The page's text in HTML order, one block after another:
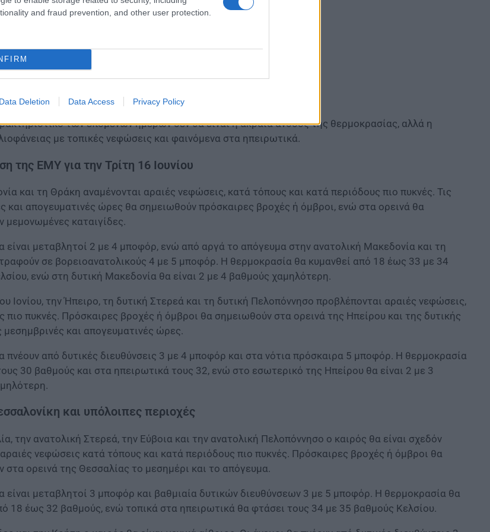
and fraud prevention, and other user protection.
Data Deletion Data Access Privacy Policy
των επόμενων ημερών δεν θα είναι η ακραία άνοδος της θερμοκρασίας, αλλά η
με τοπικές νεφώσεις και φαινόμενα στα ηπειρωτικά.
της ΕΜΥ για την Τρίτη 16 Ιουνίου
και τη Θράκη αναμένονται αραιές νεφώσεις, κατά τόπους και κατά περιόδους πιο πυκνές. Τις
και απογευματινές ώρες θα σημειωθούν πρόσκαιρες βροχές ή όμβροι, ενώ στα ορεινά θα
μεμονωμένες καταιγίδες.
είναι μεταβλητοί 2 με 4 μποφόρ, ενώ από αργά το απόγευμα στην ανατολική Μακεδονία και τη
σε βορειοανατολικούς 4 με 5 μποφόρ. Η θερμοκρασία θα κυμανθεί από 18 έως 33 με 34
ενώ στη δυτική Μακεδονία θα είναι 2 με 4 βαθμούς χαμηλότερη.
Ιονίου, την Ήπειρο, τη δυτική Στερεά και τη δυτική Πελοπόννησο προβλέπονται αραιές νεφώσεις,
πιο πυκνές. Πρόσκαιρες βροχές ή όμβροι θα σημειωθούν στα ορεινά της Ηπείρου και της δυτικής
μεσημβρινές και απογευματινές ώρες.
πνέουν από δυτικές διευθύνσεις 3 με 4 μποφόρ και στα νότια πρόσκαιρα 5 μποφόρ. Η θερμοκρασία
30 βαθμούς και στα ηπειρωτικά τους 32, ενώ στο εσωτερικό της Ηπείρου θα είναι 2 με 3
και υπόλοιπες περιοχές
την ανατολική Στερεά, την Εύβοια και την ανατολική Πελοπόννησο ο καιρός θα είναι σχεδόν
αραιές νεφώσεις κατά τόπους και κατά περιόδους πιο πυκνές. Πρόσκαιρες βροχές ή όμβροι θα
στα ορεινά της Θεσσαλίας το μεσημέρι και το απόγευμα.
είναι μεταβλητοί 3 μποφόρ και βαθμιαία δυτικών διευθύνσεων 3 με 5 μποφόρ. Η θερμοκρασία θα
18 έως 32 βαθμούς, ενώ τοπικά στα ηπειρωτικά θα φτάσει τους 34 με 35 βαθμούς Κελσίου.